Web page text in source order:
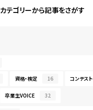
カテゴリーから記事をさがす
資格・検定 16 コンテスト
卒業生VOICE 32